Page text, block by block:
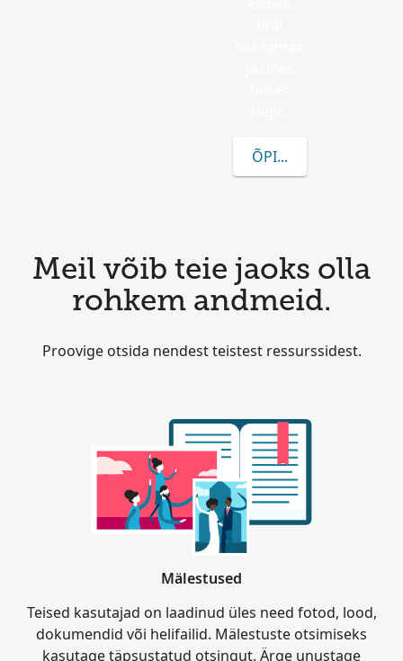
ÕPI ROHKEM
Meil võib teie jaoks olla
rohkem andmeid.
Proovige otsida nendest teistest ressurssidest.
Mälestused
Teised kasutajad on laadinud üles need fotod, lood,
dokumendid või helifailid. Mälestuste otsimiseks
kasutage täpsustatud otsingut. Ärge unustage